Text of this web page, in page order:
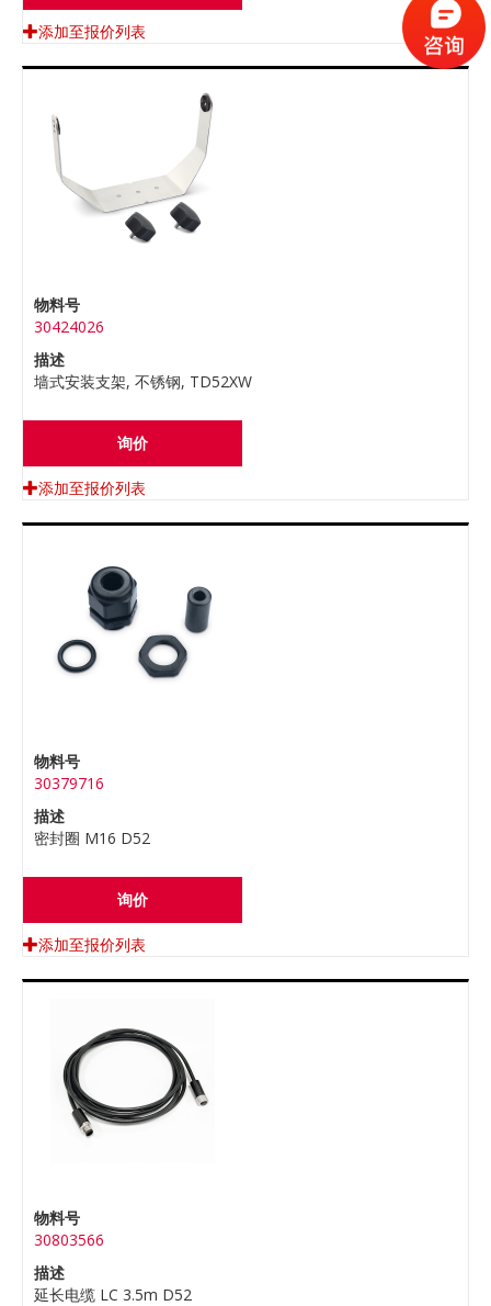
添加至报价列表
物料号
30424026
描述
墙式安装支架, 不锈钢, TD52XW
询价
添加至报价列表
物料号
30379716
描述
密封圈 M16 D52
询价
添加至报价列表
物料号
30803566
描述
延长电缆 LC 3.5m D52